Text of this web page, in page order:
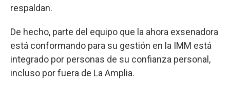
respaldan.
De hecho, parte del equipo que la ahora exsenadora
está conformando para su gestión en la IMM está
integrado por personas de su confianza personal,
incluso por fuera de La Amplia.